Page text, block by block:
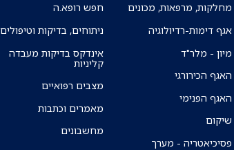
מחלקות, מרפאות, מכונים
אגף דימות-רדיולוגיה
מיון - מלר"ד
האגף הכירורגי
האגף הפנימי
שיקום
פסיכיאטריה - מערך
חפש רופא.ה
ניתוחים, בדיקות וטיפולים
אינדקס בדיקות מעבדה
קליניות
מצבים רפואיים
מאמרים וכתבות
מחשבונים